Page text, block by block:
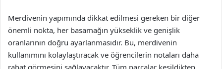
Merdivenin yapımında dikkat edilmesi gereken bir diğer
önemli nokta, her basamağın yükseklik ve genişlik
oranlarının doğru ayarlanmasıdır. Bu, merdivenin
kullanımını kolaylaştıracak ve öğrencilerin notaları daha
rahat görmesini sağlayacaktır. Tüm parçalar kesildikten